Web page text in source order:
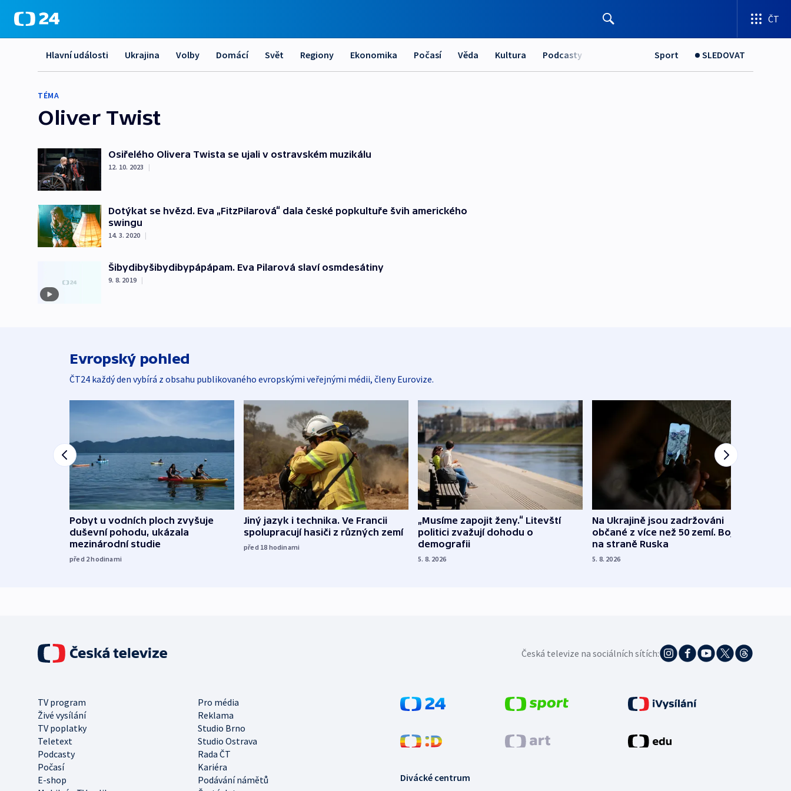
ČT
Hlavní události Ukrajina Volby Domácí Svět Regiony Ekonomika Počasí Věda Kultura Podcasty Sport SLEDOVAT
TÉMA
Oliver Twist
Osiřelého Olivera Twista se ujali v ostravském muzikálu
12. 10. 2023 |
Dotýkat se hvězd. Eva „FitzPilarová“ dala české popkultuře švih amerického
swingu
14. 3. 2020 |
Šibydibyšibydibypápápam. Eva Pilarová slaví osmdesátiny
9. 8. 2019 |
Evropský pohled
ČT24 každý den vybírá z obsahu publikovaného evropskými veřejnými médii, členy Eurovize.
Pobyt u vodních ploch zvyšuje
duševní pohodu, ukázala
mezinárodní studie
před 2hodinami
Jiný jazyk i technika. Ve Francii
spolupracují hasiči z různých zemí
před 18 hodinami
„Musíme zapojit ženy.“ Litevští
politici zvažují dohodu o
demografii
5. 8. 2026
Na Ukrajině jsou zadržováni
občané z více než 50 zemí. Bojovali
na straně Ruska
5. 8. 2026
Česká televize na sociálních sítích:
TV program
Pro média
Živé vysílání
Reklama
TV poplatky
Studio Brno
Teletext
Studio Ostrava
Podcasty
Rada ČT
Počasí
Kariéra
E-shop
Podávání námětů
Divácké centrum